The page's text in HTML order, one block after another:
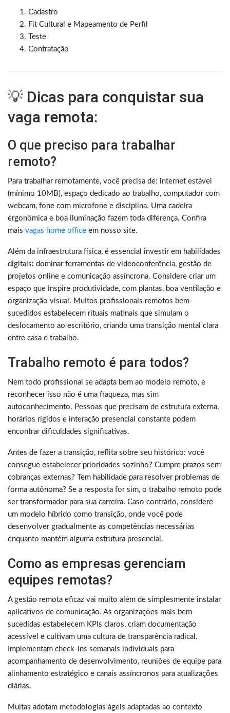
Cadastro
Fit Cultural e Mapeamento de Perfil
Teste
Contratação
💡 Dicas para conquistar sua
vaga remota:
O que preciso para trabalhar
remoto?
Para trabalhar remotamente, você precisa de: internet estável
(mínimo 10MB), espaço dedicado ao trabalho, computador com
webcam, fone com microfone e disciplina. Uma cadeira
ergonômica e boa iluminação fazem toda diferença. Confira
mais vagas home office em nosso site.
Além da infraestrutura física, é essencial investir em habilidades
digitais: dominar ferramentas de videoconferência, gestão de
projetos online e comunicação assíncrona. Considere criar um
espaço que inspire produtividade, com plantas, boa ventilação e
organização visual. Muitos profissionais remotos bem-
sucedidos estabelecem rituais matinais que simulam o
deslocamento ao escritório, criando uma transição mental clara
entre casa e trabalho.
Trabalho remoto é para todos?
Nem todo profissional se adapta bem ao modelo remoto, e
reconhecer isso não é uma fraqueza, mas sim
autoconhecimento. Pessoas que precisam de estrutura externa,
horários rígidos e interação presencial constante podem
encontrar dificuldades significativas.
Antes de fazer a transição, reflita sobre seu histórico: você
consegue estabelecer prioridades sozinho? Cumpre prazos sem
cobranças externas? Tem habilidade para resolver problemas de
forma autônoma? Se a resposta for sim, o trabalho remoto pode
ser transformador para sua carreira. Caso contrário, considere
um modelo híbrido como transição, onde você pode
desenvolver gradualmente as competências necessárias
enquanto mantém alguma estrutura presencial.
Como as empresas gerenciam
equipes remotas?
A gestão remota eficaz vai muito além de simplesmente instalar
aplicativos de comunicação. As organizações mais bem-
sucedidas estabelecem KPIs claros, criam documentação
acessível e cultivam uma cultura de transparência radical.
Implementam check-ins semanais individuais para
acompanhamento de desenvolvimento, reuniões de equipe para
alinhamento estratégico e canais assíncronos para atualizações
diárias.
Muitas adotam metodologias ágeis adaptadas ao contexto